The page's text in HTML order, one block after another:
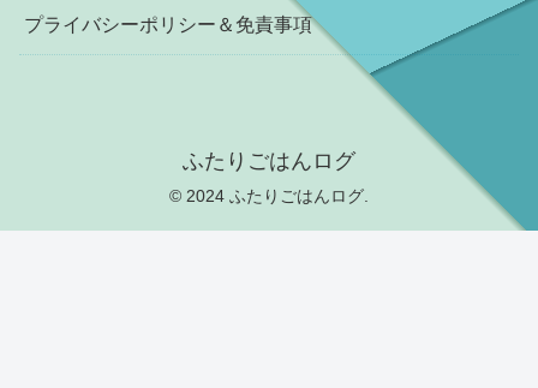
プライバシーポリシー＆免責事項
ふたりごはんログ
© 2024 ふたりごはんログ.